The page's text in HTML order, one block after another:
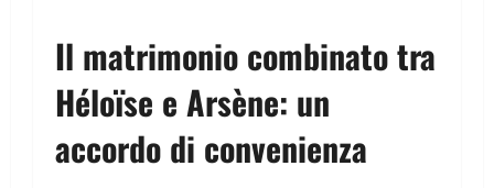
Il matrimonio combinato tra
Héloïse e Arsène: un
accordo di convenienza